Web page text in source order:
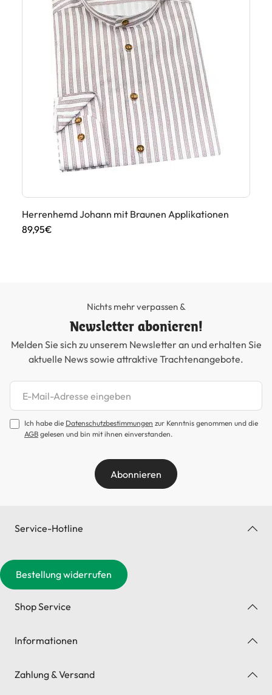
Herrenhemd Johann mit Braunen Applikationen
89,95€
Nichts mehr verpassen &
Newsletter abonieren!
Melden Sie sich zu unserem Newsletter an und erhalten Sie
aktuelle News sowie attraktive Trachtenangebote.
Newsletter abonnieren
Ich habe die Datenschutzbestimmungen zur Kenntnis genommen und die
AGB gelesen und bin mit ihnen einverstanden.
Abonnieren
Service-Hotline
Bestellung widerrufen
Shop Service
Informationen
Zahlung & Versand